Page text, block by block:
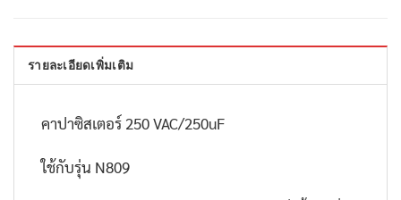
รายละเอียดเพิ่มเติม
คาปาซิสเตอร์ 250 VAC/250uF
ใช้กับรุ่น N809